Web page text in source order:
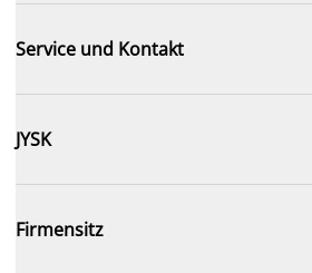
Service und Kontakt
JYSK
Firmensitz